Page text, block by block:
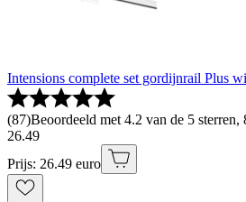
Intensions complete set gordijnrail Plus
(87)Beoordeeld met 4.2 van de 5
26.49
Prijs: 26.49 euro